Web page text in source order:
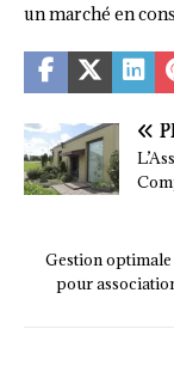
un marché en
Gestion optimale
pour